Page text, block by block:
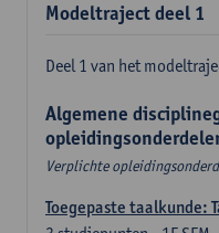
Modeltraject deel 1
Deel 1 van het
Algemene
Verplichte
Toegepaste taalkunde: